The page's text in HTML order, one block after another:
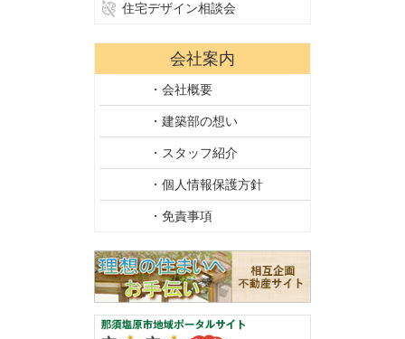
住宅デザイン相談会
会社案内
・会社概要
・建築部の想い
・スタッフ紹介
・個人情報保護方針
・免責事項